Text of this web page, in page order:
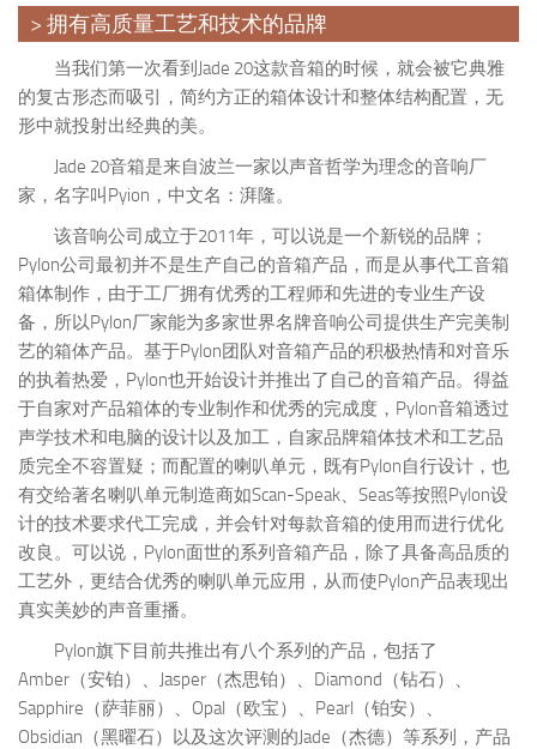
> 拥有高质量工艺和技术的品牌
当我们第一次看到Jade 20这款音箱的时候，就会被它典雅
的复古形态而吸引，简约方正的箱体设计和整体结构配置，无
形中就投射出经典的美。
Jade 20音箱是来自波兰一家以声音哲学为理念的音响厂
家，名字叫Pyion，中文名：湃隆。
该音响公司成立于2011年，可以说是一个新锐的品牌；
Pylon公司最初并不是生产自己的音箱产品，而是从事代工音箱
箱体制作，由于工厂拥有优秀的工程师和先进的专业生产设
备，所以Pylon厂家能为多家世界名牌音响公司提供生产完美制
艺的箱体产品。基于Pylon团队对音箱产品的积极热情和对音乐
的执着热爱，Pylon也开始设计并推出了自己的音箱产品。得益
于自家对产品箱体的专业制作和优秀的完成度，Pylon音箱透过
声学技术和电脑的设计以及加工，自家品牌箱体技术和工艺品
质完全不容置疑；而配置的喇叭单元，既有Pylon自行设计，也
有交给著名喇叭单元制造商如Scan-Speak、Seas等按照Pylon设
计的技术要求代工完成，并会针对每款音箱的使用而进行优化
改良。可以说，Pylon面世的系列音箱产品，除了具备高品质的
工艺外，更结合优秀的喇叭单元应用，从而使Pylon产品表现出
真实美妙的声音重播。
Pylon旗下目前共推出有八个系列的产品，包括了
Amber（安铂）、Jasper（杰思铂）、Diamond（钻石）、
Sapphire（萨菲丽）、Opal（欧宝）、Pearl（铂安）、
Obsidian（黑曜石）以及这次评测的Jade（杰德）等系列，产品